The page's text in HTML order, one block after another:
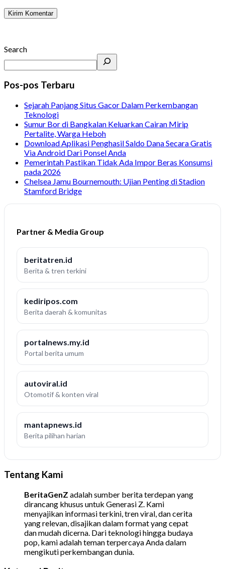
Search
Pos-pos Terbaru
Sejarah Panjang Situs Gacor Dalam Perkembangan
Teknologi
Sumur Bor di Bangkalan Keluarkan Cairan Mirip
Pertalite, Warga Heboh
Download Aplikasi Penghasil Saldo Dana Secara Gratis
Via Android Dari Ponsel Anda
Pemerintah Pastikan Tidak Ada Impor Beras Konsumsi
pada 2026
Chelsea Jamu Bournemouth: Ujian Penting di Stadion
Stamford Bridge
Partner & Media Group
beritatren.id
Berita & tren terkini
kediripos.com
Berita daerah & komunitas
portalnews.my.id
Portal berita umum
autoviral.id
Otomotif & konten viral
mantapnews.id
Berita pilihan harian
Tentang Kami
BeritaGenZ adalah sumber berita terdepan yang
dirancang khusus untuk Generasi Z. Kami
menyajikan informasi terkini, tren viral, dan cerita
yang relevan, disajikan dalam format yang cepat
dan mudah dicerna. Dari teknologi hingga budaya
pop, kami adalah teman terpercaya Anda dalam
mengikuti perkembangan dunia.